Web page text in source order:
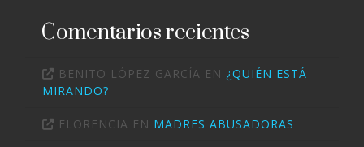
Comentarios recientes
BENITO LÓPEZ GARCÍA EN ¿QUIÉN ESTÁ
MIRANDO?
FLORENCIA EN MADRES ABUSADORAS